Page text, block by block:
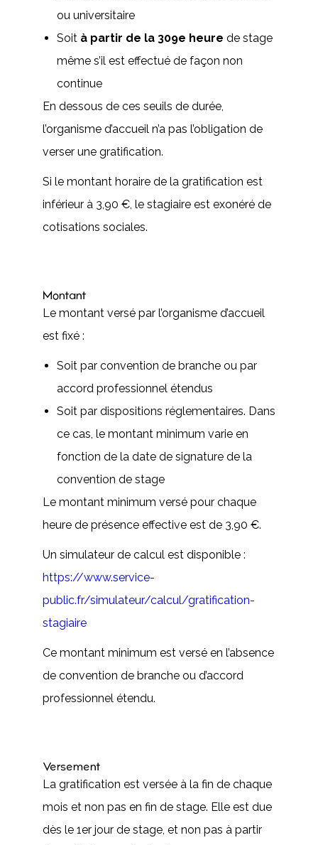
ou universitaire
Soit à partir de la 309e heure de stage
même s’il est effectué de façon non
continue
En dessous de ces seuils de durée,
l’organisme d’accueil n’a pas l’obligation de
verser une gratification.
Si le montant horaire de la gratification est
inférieur à 3,90 €, le stagiaire est exonéré de
cotisations sociales.
Montant
Le montant versé par l’organisme d’accueil
est fixé :
Soit par convention de branche ou par
accord professionnel étendus
Soit par dispositions réglementaires. Dans
ce cas, le montant minimum varie en
fonction de la date de signature de la
convention de stage
Le montant minimum versé pour chaque
heure de présence effective est de 3,90 €.
Un simulateur de calcul est disponible :
https://www.service-
public.fr/simulateur/calcul/gratification-
stagiaire
Ce montant minimum est versé en l’absence
de convention de branche ou d’accord
professionnel étendu.
Versement
La gratification est versée à la fin de chaque
mois et non pas en fin de stage. Elle est due
dès le 1er jour de stage, et non pas à partir